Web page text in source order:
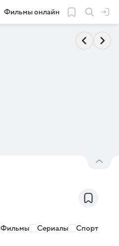
Фильмы онлайн
Фильмы Сериалы Спорт